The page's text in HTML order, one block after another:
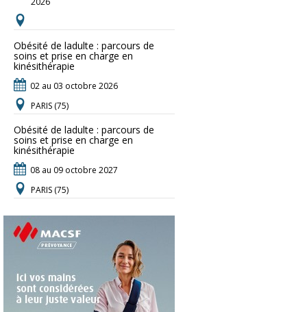
Obésité de ladulte : parcours de
soins et prise en charge en
kinésithérapie
02 au 03 octobre 2026
PARIS (75)
Obésité de ladulte : parcours de
soins et prise en charge en
kinésithérapie
08 au 09 octobre 2027
PARIS (75)